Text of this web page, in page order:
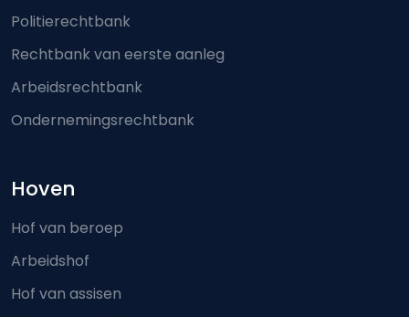
Politierechtbank
Rechtbank van eerste aanleg
Arbeidsrechtbank
Ondernemingsrechtbank
Hoven
Hof van beroep
Arbeidshof
Hof van assisen